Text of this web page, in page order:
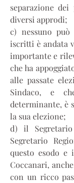
separazione
diversi approdi;
c) nessuno
iscritti è andata
importante e
che ha
alle passate
Sindaco, e
determinante, è
la sua elezione;
d) il
Segretario
questo esodo e
Coccanari,
con un ricco